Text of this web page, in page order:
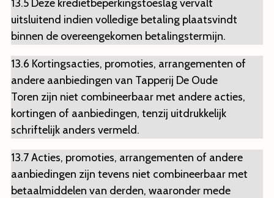
13.5 Deze kredietbeperkingstoeslag vervalt
uitsluitend indien volledige betaling plaatsvindt
binnen de overeengekomen betalingstermijn.
13.6 Kortingsacties, promoties, arrangementen of
andere aanbiedingen van Tapperij De Oude
Toren zijn niet combineerbaar met andere acties,
kortingen of aanbiedingen, tenzij uitdrukkelijk
schriftelijk anders vermeld.
13.7 Acties, promoties, arrangementen of andere
aanbiedingen zijn tevens niet combineerbaar met
betaalmiddelen van derden, waaronder mede